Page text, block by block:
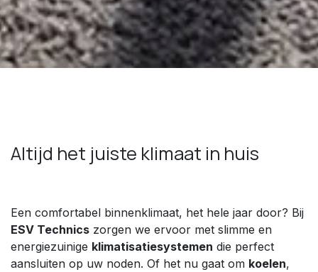
Altijd het juiste klimaat in huis
Een comfortabel binnenklimaat, het hele jaar door? Bij
ESV Technics zorgen we ervoor met slimme en
energiezuinige klimatisatiesystemen die perfect
aansluiten op uw noden. Of het nu gaat om koelen,